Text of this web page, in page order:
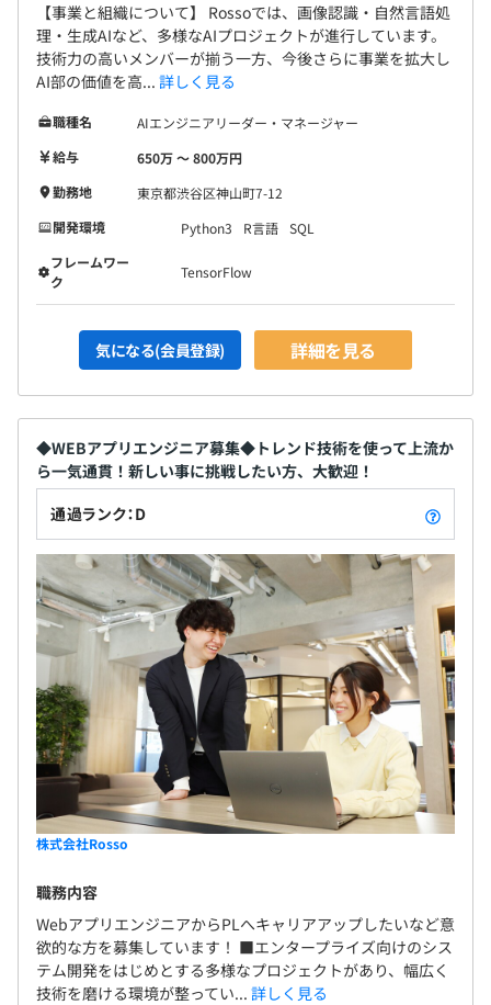
【事業と組織について】 Rossoでは、画像認識・自然言語処
理・生成AIなど、多様なAIプロジェクトが進行しています。
技術力の高いメンバーが揃う一方、今後さらに事業を拡大し
AI部の価値を高... 詳しく見る
職種名
AIエンジニアリーダー・マネージャー
給与
650万 〜 800万円
勤務地
東京都渋谷区神山町7-12
開発環境
Python3 R言語 SQL
フレームワー
ク
TensorFlow
気になる(会員登録) 詳細を見る
◆WEBアプリエンジニア募集◆トレンド技術を使って上流か
ら一気通貫！新しい事に挑戦したい方、大歓迎！
通過ランク：D
株式会社Rosso
職務内容
WebアプリエンジニアからPLへキャリアアップしたいなど意
欲的な方を募集しています！ ■エンタープライズ向けのシス
テム開発をはじめとする多様なプロジェクトがあり、幅広く
技術を磨ける環境が整ってい... 詳しく見る